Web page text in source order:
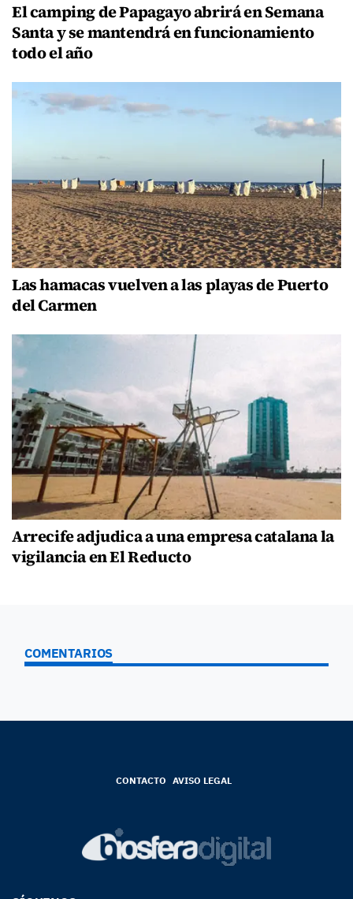
El camping de Papagayo abrirá en Semana
Santa y se mantendrá en funcionamiento
todo el año
Las hamacas vuelven a las playas de Puerto
del Carmen
Arrecife adjudica a una empresa catalana la
vigilancia en El Reducto
COMENTARIOS
CONTACTO AVISO LEGAL